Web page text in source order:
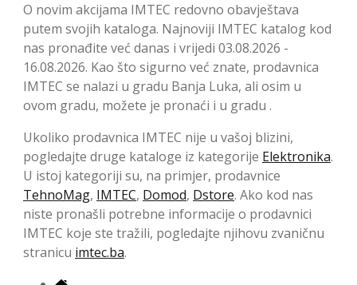
O novim akcijama IMTEC redovno obavještava
putem svojih kataloga. Najnoviji IMTEC katalog kod
nas pronađite već danas i vrijedi 03.08.2026 -
16.08.2026. Kao što sigurno već znate, prodavnica
IMTEC se nalazi u gradu Banja Luka, ali osim u
ovom gradu, možete je pronaći i u gradu .
Ukoliko prodavnica IMTEC nije u vašoj blizini,
pogledajte druge kataloge iz kategorije Elektronika.
U istoj kategoriji su, na primjer, prodavnice
TehnoMag, IMTEC, Domod, Dstore. Ako kod nas
niste pronašli potrebne informacije o prodavnici
IMTEC koje ste tražili, pogledajte njihovu zvaničnu
stranicu imtec.ba.